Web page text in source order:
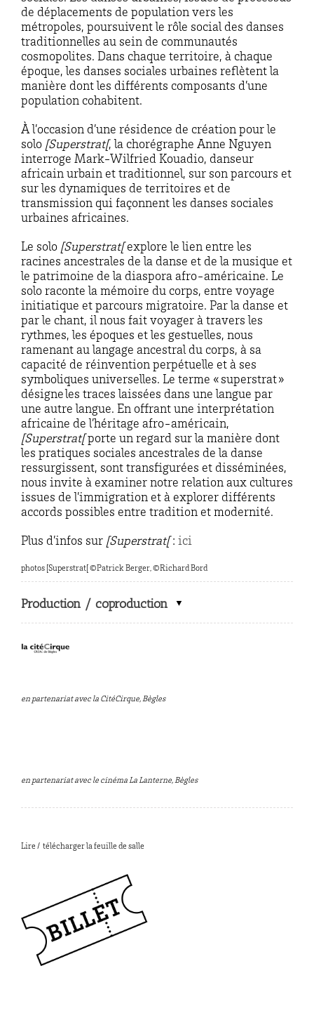
de déplacements de population vers les
métropoles, poursuivent le rôle social des danses
traditionnelles au sein de communautés
cosmopolites. Dans chaque territoire, à chaque
époque, les danses sociales urbaines reflètent la
manière dont les différents composants d’une
population cohabitent.
À l’occasion d’une résidence de création pour le
solo [Superstrat[, la chorégraphe Anne Nguyen
interroge Mark-Wilfried Kouadio, danseur
africain urbain et traditionnel, sur son parcours et
sur les dynamiques de territoires et de
transmission qui façonnent les danses sociales
urbaines africaines.
Le solo [Superstrat[explore le lien entre les
racines ancestrales de la danse et de la musique et
le patrimoine de la diaspora afro-américaine. Le
solo raconte la mémoire du corps, entre voyage
initiatique et parcours migratoire. Par la danse et
par le chant, il nous fait voyager à travers les
rythmes, les époques et les gestuelles, nous
ramenant au langage ancestral du corps, à sa
capacité de réinvention perpétuelle et à ses
symboliques universelles. Le terme « superstrat »
désigne les traces laissées dans une langue par
une autre langue. En offrant une interprétation
africaine de l’héritage afro-américain,
[Superstrat[porte un regard sur la manière dont
les pratiques sociales ancestrales de la danse
ressurgissent, sont transfigurées et disséminées,
nous invite à examiner notre relation aux cultures
issues de l’immigration et à explorer différents
accords possibles entre tradition et modernité.
Plus d’infos sur [Superstrat[: ici
photos [Superstrat[ ©Patrick Berger, ©Richard Bord
Production / coproduction
en partenariat avec la CitéCirque, Bègles
en partenariat avec le cinéma La Lanterne, Bègles
Lire / télécharger la feuille de salle